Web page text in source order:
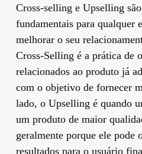
Cross-selling e Upselling
fundamentais para qualquer
melhorar o seu
Cross-Selling é a prática de
relacionados ao produto já
com o objetivo de fornecer
lado, o Upselling é quando
um produto de maior
geralmente porque ele pode
resultados para o usuário